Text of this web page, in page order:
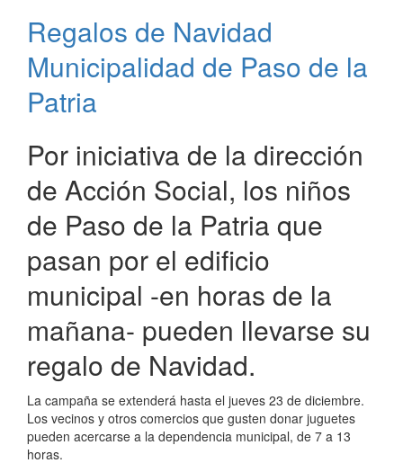
Dto.
De
Acción
Social
Municipal
Regalos de Navidad
Municipalidad de Paso de la
Patria
Por iniciativa de la dirección
de Acción Social, los niños
de Paso de la Patria que
pasan por el edificio
municipal -en horas de la
mañana- pueden llevarse su
regalo de Navidad.
La campaña se extenderá hasta el jueves 23 de diciembre.
Los vecinos y otros comercios que gusten donar juguetes
pueden acercarse a la dependencia municipal, de 7 a 13
horas.